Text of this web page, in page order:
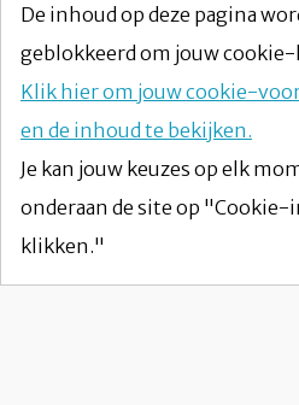
De inhoud op deze pagina
geblokkeerd om jouw
Klik hier om jouw cookie-
en de inhoud te bekijken.
Je kan jouw keuzes op elk
onderaan de site op
klikken."